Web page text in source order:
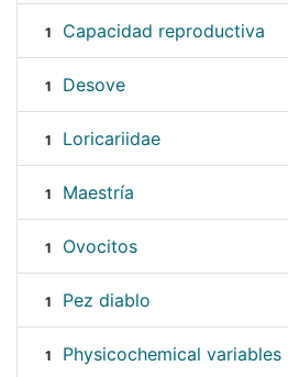
1 Capacidad reproductiva
1 Desove
1 Loricariidae
1 Maestría
1 Ovocitos
1 Pez diablo
1 Physicochemical variables